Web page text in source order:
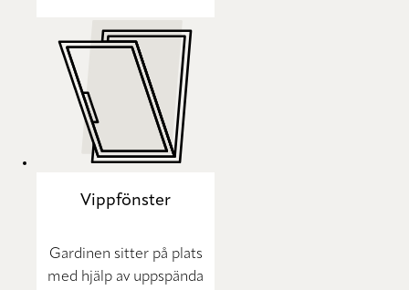
Vippfönster
Gardinen sitter på plats
med hjälp av uppspända